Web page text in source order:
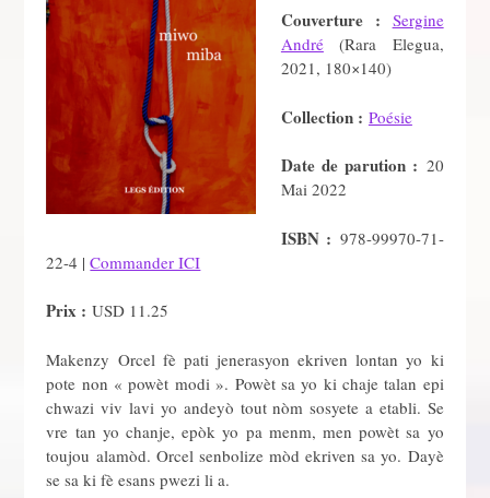
Couverture : Sergine
André(Rara Elegua,
2021, 180×140)
Collection : Poésie
Date de parution : 20
Mai 2022
ISBN : 978-99970-71-
22-4 |Commander ICI
Prix :USD 11.25
Makenzy Orcel fè pati jenerasyon ekriven lontan yo ki
pote non « powèt modi ». Powèt sa yo ki chaje talan epi
chwazi viv lavi yo andeyò tout nòm sosyete a etabli. Se
vre tan yo chanje, epòk yo pa menm, men powèt sa yo
toujou alamòd. Orcel senbolize mòd ekriven sa yo. Dayè
se sa ki fè esans pwezi li a.